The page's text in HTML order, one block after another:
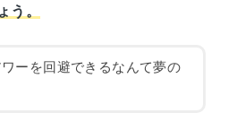
う。
ーを回避できるなんて夢の